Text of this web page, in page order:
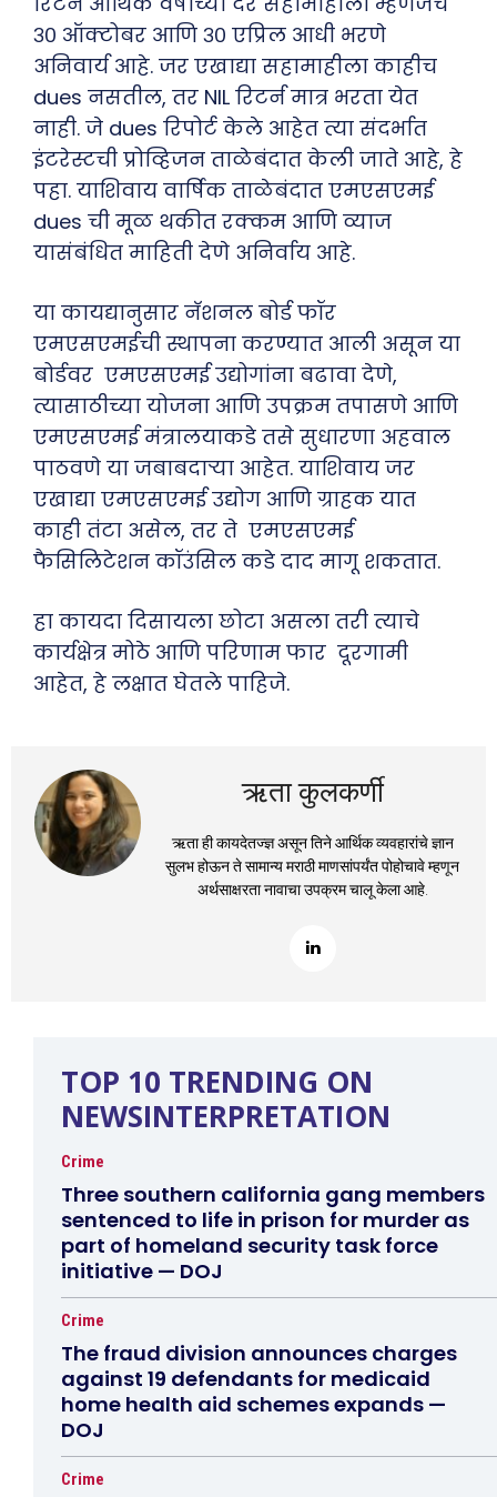
३० ऑक्टोबर आणि ३० एप्रिल आधी भरणे
अनिवार्य आहे. जर एखाद्या सहामाहीला काहीच
dues नसतील, तर NIL रिटर्न मात्र भरता येत
नाही. जे dues रिपोर्ट केले आहेत त्या संदर्भात
इंटरेस्टची प्रोव्हिजन ताळेबंदात केली जाते आहे, हे
पहा. याशिवाय वार्षिक ताळेबंदात एमएसएमई
dues ची मूळ थकीत रक्कम आणि व्याज
यासंबंधित माहिती देणे अनिर्वाय आहे.
या कायद्यानुसार नॅशनल बोर्ड फॉर
एमएसएमईची स्थापना करण्यात आली असून या
बोर्डवर एमएसएमई उद्योगांना बढावा देणे,
त्यासाठीच्या योजना आणि उपक्रम तपासणे आणि
एमएसएमई मंत्रालयाकडे तसे सुधारणा अहवाल
पाठवणे या जबाबदाऱ्या आहेत. याशिवाय जर
एखाद्या एमएसएमई उद्योग आणि ग्राहक यात
काही तंटा असेल, तर ते एमएसएमई
फैसिलिटेशन कॉउंसिल कडे दाद मागू शकतात.
हा कायदा दिसायला छोटा असला तरी त्याचे
कार्यक्षेत्र मोठे आणि परिणाम फार दूरगामी
आहेत, हे लक्षात घेतले पाहिजे.
ऋता कुलकर्णी
ऋता ही कायदेतज्ज्ञ असून तिने आर्थिक व्यवहारांचे ज्ञान
सुलभ होऊन ते सामान्य मराठी माणसांपर्यंत पोहोचावे म्हणून
अर्थसाक्षरता नावाचा उपक्रम चालू केला आहे.
TOP 10 TRENDING ON
NEWSINTERPRETATION
Crime
Three southern california gang members
sentenced to life in prison for murder as
part of homeland security task force
initiative — DOJ
Crime
The fraud division announces charges
against 19 defendants for medicaid
home health aid schemes expands —
DOJ
Crime